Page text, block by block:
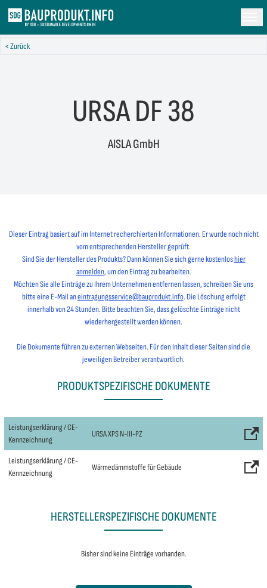
< Zurück
URSA DF 38
AISLA GmbH
Dieser Eintrag basiert auf im Internet recherchierten Informationen. Er wurde noch nicht
vom entsprechenden Hersteller geprüft.
Sind Sie der Hersteller des Produkts? Dann können Sie sich gerne kostenloshier
anmelden, um den Eintrag zu bearbeiten.
Möchten Sie alle Einträge zu Ihrem Unternehmen entfernen lassen, schreiben Sie uns
bitte eine E-Mail aneintragungsservice@bauprodukt.info. Die Löschung erfolgt
innerhalb von 24 Stunden. Bitte beachten Sie, dass gelöschte Einträge nicht
wiederhergestellt werden können.
Die Dokumente führen zu externen Webseiten. Für den Inhalt dieser Seiten sind die
jeweiligen Betreiber verantwortlich.
PRODUKTSPEZIFISCHE DOKUMENTE
Leistungserklärung / CE-
Kennzeichnung
URSA XPS N-III-PZ
Leistungserklärung / CE-
Kennzeichnung
Wärmedämmstoffe für Gebäude
HERSTELLERSPEZIFISCHE DOKUMENTE
Bisher sind keine Einträge vorhanden.